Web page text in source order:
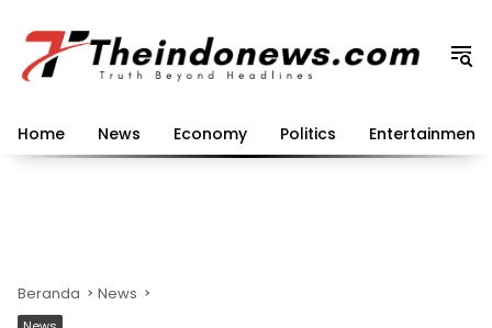
konten
Home News Economy Politics Entertainment
Beranda News